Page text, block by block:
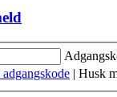
indlæg
| Husk